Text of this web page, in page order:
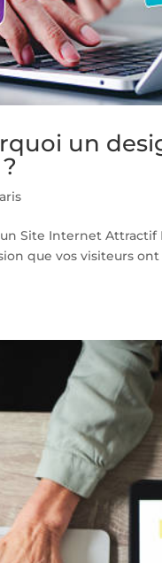
un
Site Internet Attractif
que vos visiteurs